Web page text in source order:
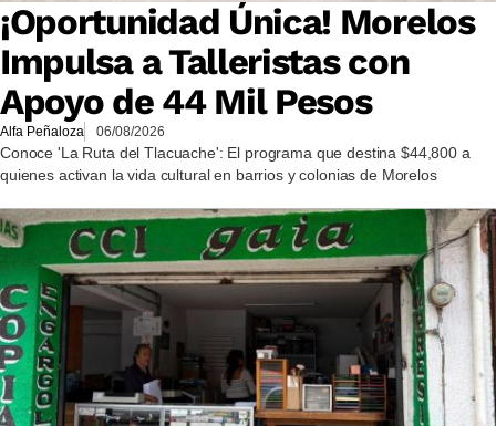
¡Oportunidad Única! Morelos
Impulsa a Talleristas con
Apoyo de 44 Mil Pesos
Alfa Peñaloza 06/08/2026
Conoce 'La Ruta del Tlacuache': El programa que destina $44,800 a
quienes activan la vida cultural en barrios y colonias de Morelos